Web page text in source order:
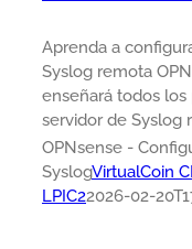
Aprenda a
Syslog remota
enseñará todos los
servidor de Syslog
OPNsense -
SyslogVirtualCoin
LPIC22026-02-